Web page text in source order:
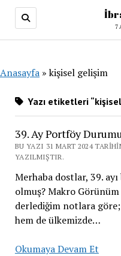
7
Anasayfa »kişisel gelişim
Yazı etiketleri
39. Ay Portföy
BU YAZI 31 MART 2024
YAZILMIŞTIR.
Merhaba dostlar, 39.
olmuş? Makro
derlediğim notlara
hem de ülkemizde…
Okumaya Devam Et39.